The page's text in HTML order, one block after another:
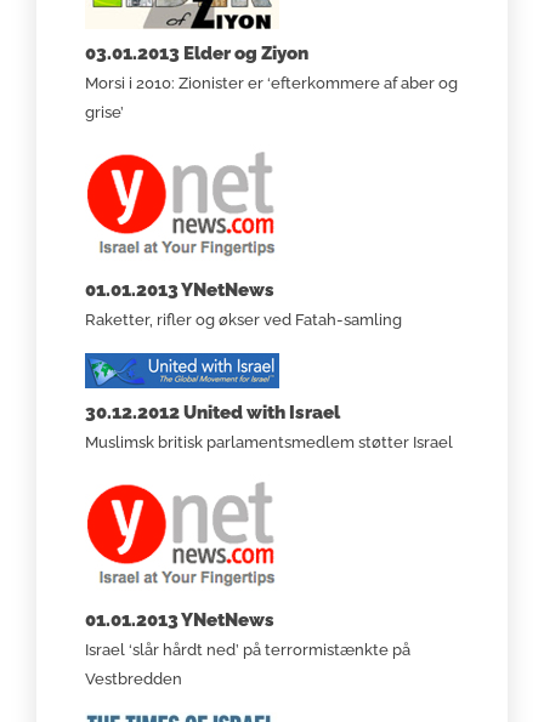
03.01.2013 Elder og Ziyon
Morsi i 2010: Zionister er ‘efterkommere af aber og
grise’
01.01.2013 YNetNews
Raketter, rifler og økser ved Fatah-samling
30.12.2012 United with Israel
Muslimsk britisk parlamentsmedlem støtter Israel
01.01.2013 YNetNews
Israel ‘slår hårdt ned’ på terrormistænkte på
Vestbredden